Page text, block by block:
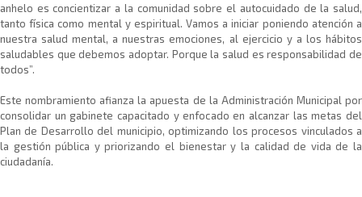
anhelo es concientizar a la comunidad sobre el autocuidado de la salud,
tanto física como mental y espiritual. Vamos a iniciar poniendo atención a
nuestra salud mental, a nuestras emociones, al ejercicio y a los hábitos
saludables que debemos adoptar. Porque la salud es responsabilidad de
todos”.
Este nombramiento afianza la apuesta de la Administración Municipal por
consolidar un gabinete capacitado y enfocado en alcanzar las metas del
Plan de Desarrollo del municipio, optimizando los procesos vinculados a
la gestión pública y priorizando el bienestar y la calidad de vida de la
ciudadanía.